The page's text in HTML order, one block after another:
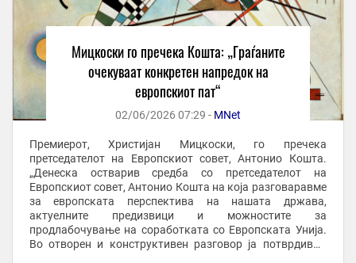
Мицкоски го пречека Кошта: „Граѓаните
очекуваат конкретен напредок на
европскиот пат“
02/06/2026 07:29 - MNet
Премиерот, Христијан Мицкоски, го пречека
претседателот на Европскиот совет, Антонио Кошта.
„Денеска остварив средба со претседателот на
Европскиот совет, Антонио Кошта на која разговаравме
за европската перспектива на нашата држава,
актуелните предизвици и можностите за
продлабочување на соработката со Европската Унија.
Во отворен и конструктивен разговор ја потврдивме